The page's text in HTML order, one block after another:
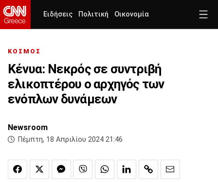
Ειδήσεις Πολιτική Οικονομία
ΚΟΣΜΟΣ
Κένυα: Νεκρός σε συντριβή
ελικοπτέρου ο αρχηγός των
ενόπλων δυνάμεων
Newsroom
Πέμπτη, 18 Απριλίου 2024 21:46